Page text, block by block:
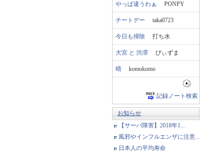
やっぱ違うわぁ PONPY
チートデー taka0723
今日も掃除 打ち水
大宮 と 渋滞 ぴぃずま
晴 komokomo
記録ノート検索
お知らせ
【サーバ障害】2018年1...
風邪やインフルエンザに注意...
日本人の平均寿命